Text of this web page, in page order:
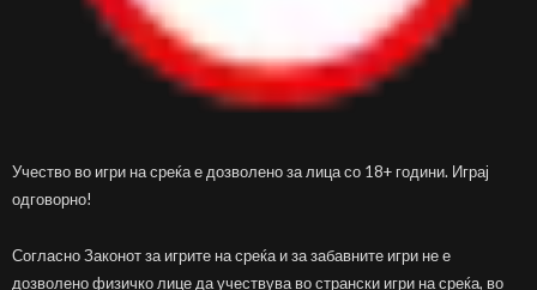
Учество во игри на среќа е дозволено за лица со 18+ години. Играј
одговорно!
Согласно Законот за игрите на среќа и за забавните игри не е
дозволено физичко лице да учествува во странски игри на среќа, во